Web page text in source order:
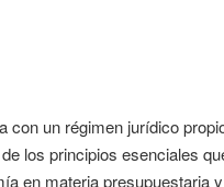
con un régimen jurídico
los principios esenciales
en materia presupuestaria